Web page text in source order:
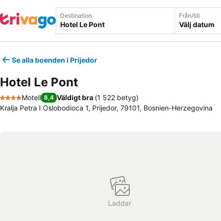
Destination Från/till
Välj datum
Se alla boenden i Prijedor
Hotel Le Pont
4 Stjärnor
Motell 8,4 Väldigt bra (1 522 betyg)
Kralja Petra I Oslobodioca 1, Prijedor, 79101, Bosnien-Herzegovina
Laddar